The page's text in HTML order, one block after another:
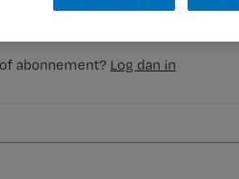
abonnement? Log dan in